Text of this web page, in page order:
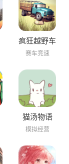
疯狂越野车
赛车竞速
猫汤物语
模拟经营